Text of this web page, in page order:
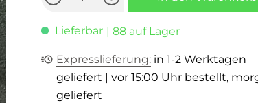
Lieferbar | 88 auf Lager
Expresslieferung:in 1-2 Werktagen
geliefert | vor 15:00 Uhr bestellt,
geliefert